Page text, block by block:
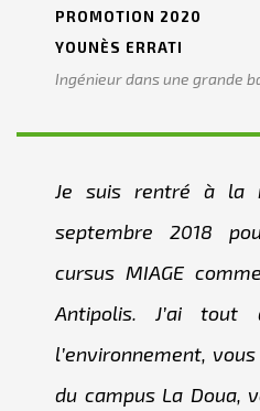
PROMOTION 2020
YOUNÈS ERRATI
Ingénieur dans une grande
Je suis rentré à la
septembre 2018
cursus MIAGE
Antipolis. J’ai tout
l’environnement,
du campus La Doua,